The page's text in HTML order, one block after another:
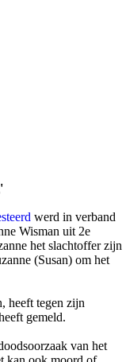
werd in verband
Wisman uit 2e
het slachtoffer zijn
(Susan) om het
heeft tegen zijn
gemeld.
van het